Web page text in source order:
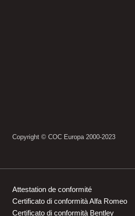
Copyright © COC Europa 2000-2023
Attestation de conformité
Certificato di conformità Alfa Romeo
Certificato di conformità Bentley